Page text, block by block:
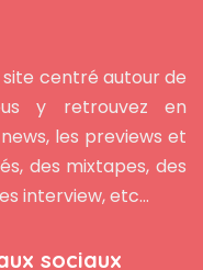
site centré autour de
y retrouvez en
les previews et
des mixtapes, des
interview, etc...
sociaux